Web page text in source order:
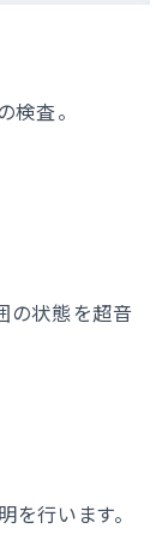
検査。
の状態を超音
行います。